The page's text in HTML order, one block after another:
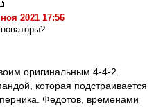
2021 17:56
оригинальным 4-4-2.
которая подстраивается
Федотов, временами